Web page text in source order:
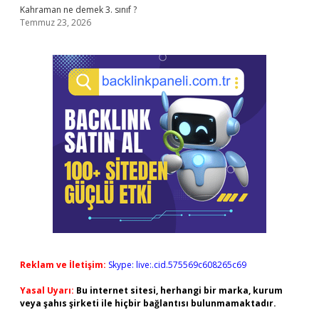
Kahraman ne demek 3. sınıf ?
Temmuz 23, 2026
Reklam ve İletişim: Skype: live:.cid.575569c608265c69
Yasal Uyarı: Bu internet sitesi, herhangi bir marka, kurum
veya şahıs şirketi ile hiçbir bağlantısı bulunmamaktadır.